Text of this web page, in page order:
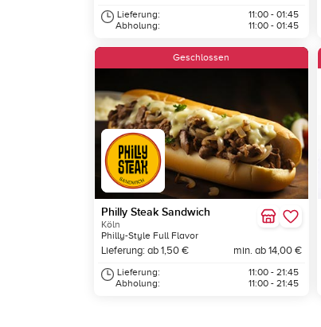
Lieferung:
Abholung:
11:00 - 01:45
11:00 - 01:45
Geschlossen
Philly Steak Sandwich
Köln
Philly-Style Full Flavor
Lieferung: ab 1,50 € min. ab 14,00 €
Lieferung:
Abholung:
11:00 - 21:45
11:00 - 21:45